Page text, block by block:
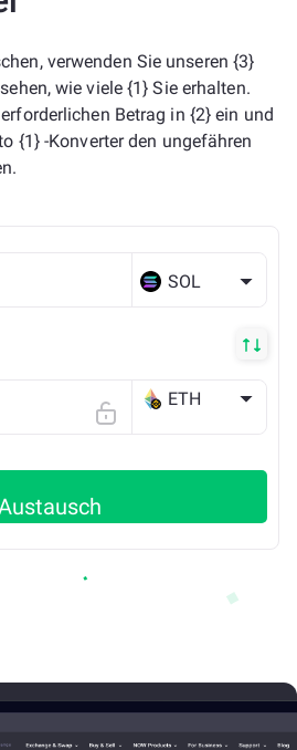
verwenden Sie unseren {3}
wie viele {1} Sie erhalten.
Betrag in {2} ein und
{1} -Konverter den ungefähren
SOL
ETH